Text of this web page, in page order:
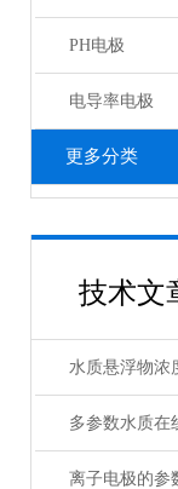
PH电极
电导率电极
更多分类
技术文
离子电极的参